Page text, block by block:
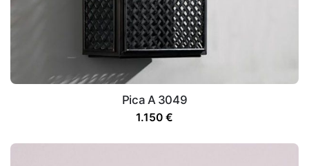
Pica A 3049
1.150 €